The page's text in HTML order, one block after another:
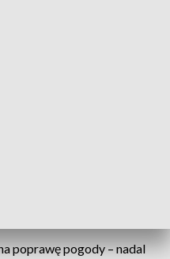
poprawę pogody – nadal